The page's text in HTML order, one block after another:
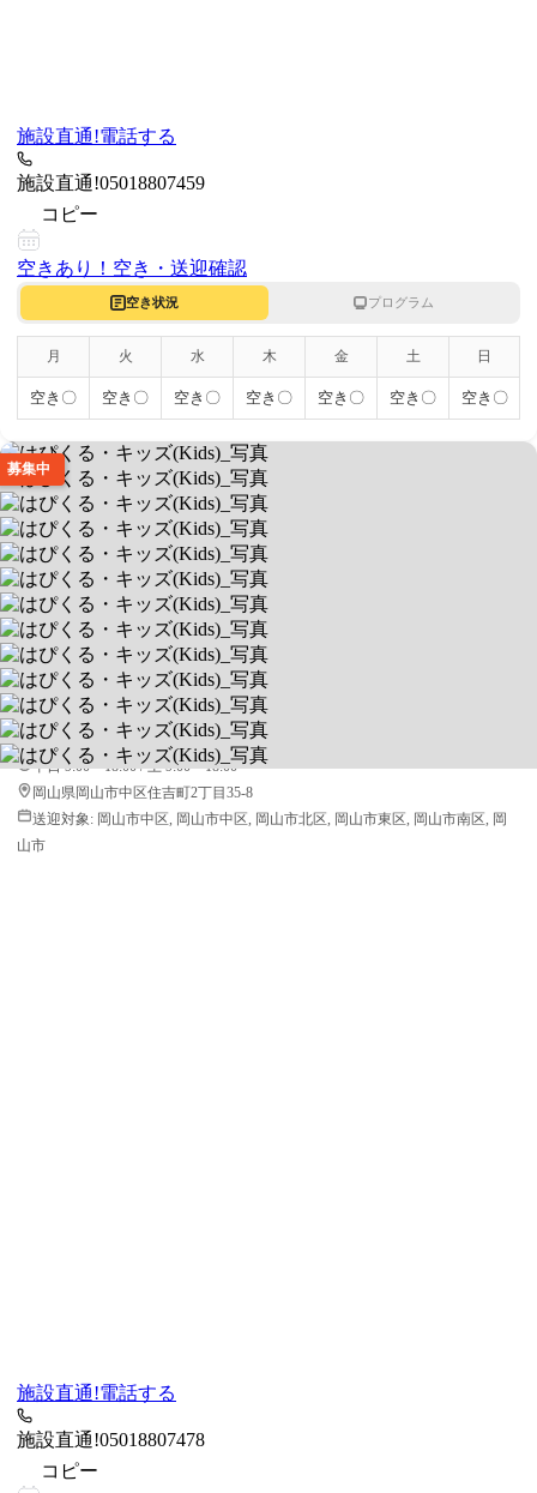
施設直通!電話する
施設直通!05018807459
コピー
空きあり！ 空き・送迎確認
空き状況 プログラム
月 火 水 木 金 土 日
空き〇 空き〇 空き〇 空き〇 空き〇 空き〇 空き〇
募集中
はぴくる・キッズ(Kids)
1回1～2時間の完全マンツーマン制
送迎あり 空きあり
平日 9:00～18:00 / 土 9:00～18:00
岡山県岡山市中区住吉町2丁目35-8
送迎対象: 岡山市中区, 岡山市中区, 岡山市北区, 岡山市東区, 岡山市南区, 岡
山市
施設直通!電話する
施設直通!05018807478
コピー